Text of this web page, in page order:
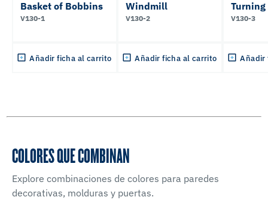
Basket of Bobbins
V130-1
Añadir ficha al carrito
Windmill
V130-2
Añadir ficha al carrito
Turning
V130-3
Añadir
COLORES QUE COMBINAN
Explore combinaciones de colores para paredes
decorativas, molduras y puertas.